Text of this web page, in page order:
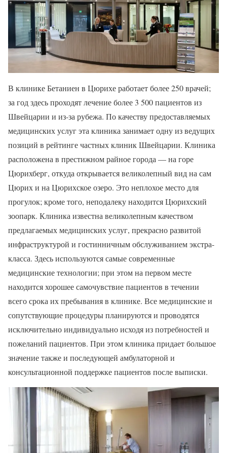
В клинике Бетаниен в Цюрихе работает более 250 врачей;
за год здесь проходят лечение более 3 500 пациентов из
Швейцарии и из-за рубежа. По качеству предоставляемых
медицинских услуг эта клиника занимает одну из ведущих
позиций в рейтинге частных клиник Швейцарии. Клиника
расположена в престижном райное города — на горе
Цюрихберг, откуда открывается великолепный вид на сам
Цюрих и на Цюрихское озеро. Это неплохое место для
прогулок; кроме того, неподалеку находится Цюрихский
зоопарк. Клиника известна великолепным качеством
предлагаемых медицинских услуг, прекрасно развитой
инфраструктурой и гостинничным обслуживанием экстра-
класса. Здесь используются самые современные
медицинские технологии; при этом на первом месте
находится хорошее самочувствие пациентов в течении
всего срока их пребывания в клинике. Все медицинские и
сопутствующие процедуры планируются и проводятся
исключительно индивидуально исходя из потребностей и
пожеланий пациентов. При этом клиника придает большое
значение также и последующей амбулаторной и
консультационной поддержке пациентов после выписки.